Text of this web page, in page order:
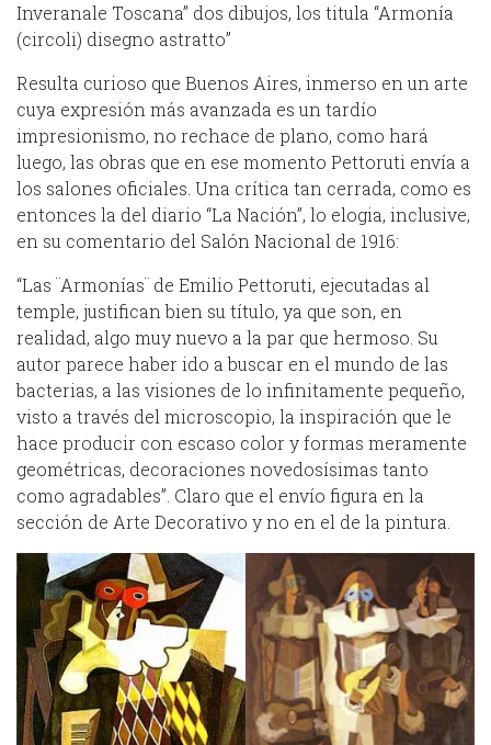
Inveranale Toscana” dos dibujos, los titula “Armonía
(circoli) disegno astratto”
Resulta curioso que Buenos Aires, inmerso en un arte
cuya expresión más avanzada es un tardío
impresionismo, no rechace de plano, como hará
luego, las obras que en ese momento Pettoruti envía a
los salones oficiales. Una crítica tan cerrada, como es
entonces la del diario “La Nación”, lo elogia, inclusive,
en su comentario del Salón Nacional de 1916:
“Las ¨Armonías¨ de Emilio Pettoruti, ejecutadas al
temple, justifican bien su título, ya que son, en
realidad, algo muy nuevo a la par que hermoso. Su
autor parece haber ido a buscar en el mundo de las
bacterias, a las visiones de lo infinitamente pequeño,
visto a través del microscopio, la inspiración que le
hace producir con escaso color y formas meramente
geométricas, decoraciones novedosísimas tanto
como agradables”. Claro que el envío figura en la
sección de Arte Decorativo y no en el de la pintura.